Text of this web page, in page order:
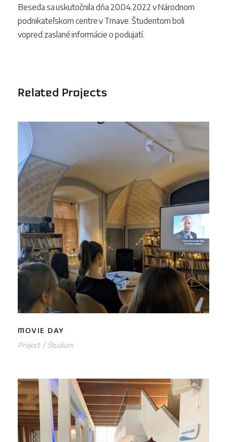
Beseda sa uskutočnila dňa 20.04.2022 v Národnom
podnikateľskom centre v Trnave. Študentom boli
vopred zaslané informácie o podujatí.
Related Projects
MOVIE DAY
MOVIE DAY
Project / Štúdium